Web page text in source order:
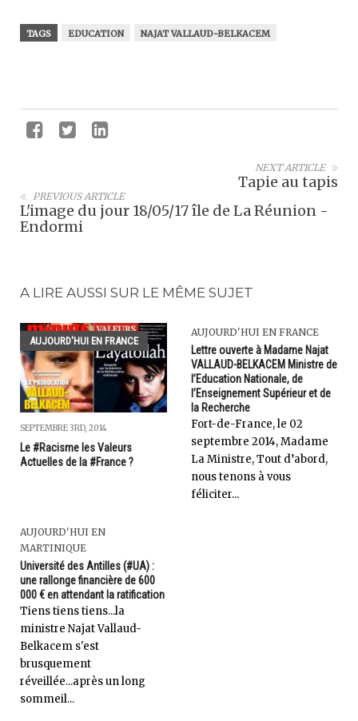
TAGS EDUCATION NAJAT VALLAUD-BELKACEM
NEXT ARTICLE
Tapie au tapis
PREVIOUS ARTICLE
L'image du jour 18/05/17 île de La Réunion -
Endormi
A LIRE AUSSI SUR LE MÊME SUJET
AUJOURD'HUI EN FRANCE
SEPTEMBRE 3RD, 2014
Le #Racisme les Valeurs
Actuelles de la #France ?
AUJOURD'HUI EN FRANCE
Lettre ouverte à Madame Najat
VALLAUD-BELKACEM Ministre de
l’Education Nationale, de
l’Enseignement Supérieur et de
la Recherche
Fort-de-France, le 02
septembre 2014, Madame
La Ministre, Tout d’abord,
nous tenons à vous
féliciter...
AUJOURD'HUI EN
MARTINIQUE
Université des Antilles (#UA) :
une rallonge financière de 600
000 € en attendant la ratification
Tiens tiens tiens...la
ministre Najat Vallaud-
Belkacem s'est
brusquement
réveillée...après un long
sommeil...